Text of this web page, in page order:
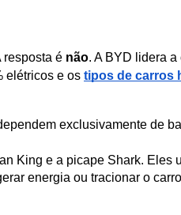
resposta é não. A BYD lidera
elétricos e os tipos de carros
exclusivamente de
King e a picape Shark. Eles
energia ou tracionar o